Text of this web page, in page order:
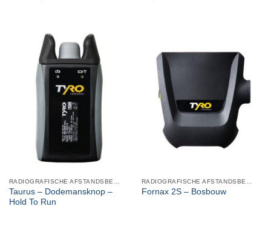
Taurus – Dodemansknop –
Hold To Run
Fornax 2S – Bosbouw